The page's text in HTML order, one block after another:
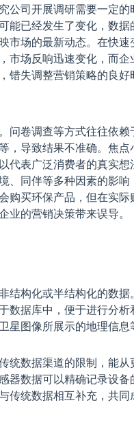
公司开展调研需要一定
能已经发生了变化，数
市场的最新动态。在快
场反响迅速变化，而企
失调整营销策略的良
问卷调查等方式往往依
，导致结果不准确。焦
代表广泛消费者的真实
、同伴等多种因素的影
购买环保产品，但在实
的营销决策带来误导。
结构化或半结构化的数
数据库中，便于进行分
星图像所展示的地理信
统数据渠道的限制，能
器数据可以精确记录设
传统数据相互补充，共